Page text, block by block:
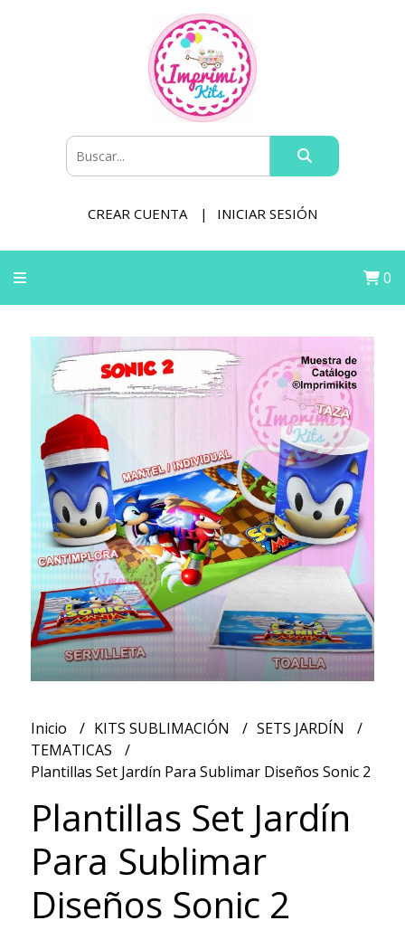
CREAR CUENTA INICIAR SESIÓN
0
Inicio KITS SUBLIMACIÓN
SETS JARDÍN
TEMATICAS
Plantillas Set Jardín Para Sublimar Diseños Sonic 2
Plantillas Set Jardín
Para Sublimar
Diseños Sonic 2